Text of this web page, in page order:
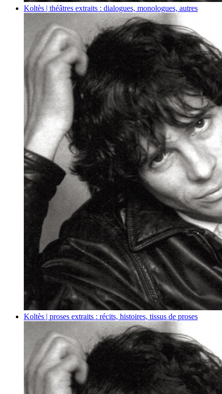
Koltès | théâtres extraits : dialogues, monologues, autres
Koltès | proses extraits : récits, histoires, tissus de proses